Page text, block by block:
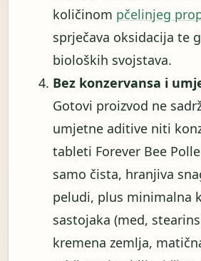
količinom pčelinjeg
sprječava oksidacija te
bioloških svojstava.
Bez konzervansa i
Gotovi proizvod ne
umjetne aditive niti
tableti Forever Bee
samo čista, hranjiva
peludi, plus minimalna
sastojaka (med,
kremena zemlja,